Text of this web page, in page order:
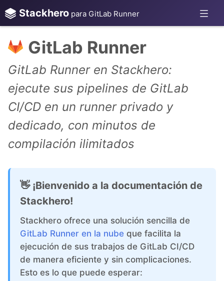
Stackhero para GitLab Runner
ChatWoot
ClickHouse
GitLab Runner
GitLab Runner en Stackhero:
ejecute sus pipelines de GitLab
CI/CD en un runner privado y
dedicado, con minutos de
compilación ilimitados
👋 ¡Bienvenido a la documentación de
Stackhero!
Stackhero ofrece una solución sencilla de
GitLab Runner en la nube que facilita la
ejecución de sus trabajos de GitLab CI/CD
de manera eficiente y sin complicaciones.
Esto es lo que puede esperar: